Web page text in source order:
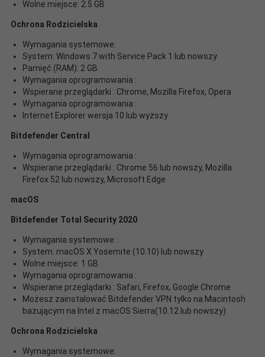
Wolne miejsce: 2.5 GB
Ochrona Rodzicielska
Wymagania systemowe:
System: Windows 7 with Service Pack 1 lub nowszy
Pamięć (RAM): 2 GB
Wymagania oprogramowania :
Wspierane przeglądarki : Chrome, Mozilla Firefox, Opera
Wymagania oprogramowania :
Internet Explorer wersja 10 lub wyższy
Bitdefender Central
Wymagania oprogramowania :
Wspierane przeglądarki : Chrome 56 lub nowszy, Mozilla
Firefox 52 lub nowszy, Microsoft Edge
macOS
Bitdefender Total Security 2020
Wymagania systemowe :
System: macOS X Yosemite (10.10) lub nowszy
Wolne miejsce: 1 GB
Wymagania oprogramowania :
Wspierane przeglądarki : Safari, Firefox, Google Chrome
Możesz zainstalować Bitdefender VPN tylko na Macintosh
bazującym na Intel z macOS Sierra(10.12 lub nowszy)
Ochrona Rodzicielska
Wymagania systemowe: